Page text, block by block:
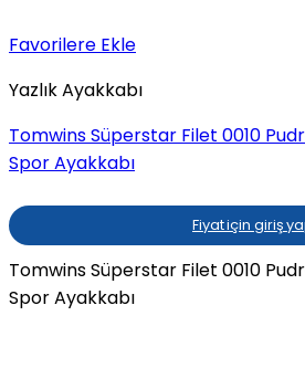
Favorilere Ekle
Yazlık Ayakkabı
Tomwins Süperstar Filet 0010
Spor Ayakkabı
Fiyat için giriş
Tomwins Süperstar Filet 0010
Spor Ayakkabı